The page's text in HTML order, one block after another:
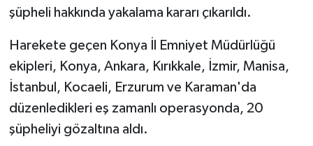
şüpheli hakkında yakalama kararı çıkarıldı.
Harekete geçen Konya İl Emniyet Müdürlüğü
ekipleri, Konya, Ankara, Kırıkkale, İzmir, Manisa,
İstanbul, Kocaeli, Erzurum ve Karaman'da
düzenledikleri eş zamanlı operasyonda, 20
şüpheliyi gözaltına aldı.